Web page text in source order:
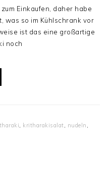
Einkaufen, daher habe
was so im Kühlschrank vor
ist das eine großartige
noch
, kritharakisalat, nudeln ,